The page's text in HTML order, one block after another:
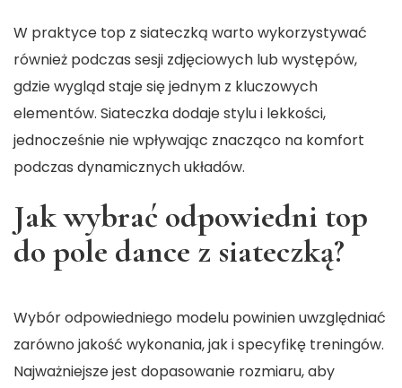
W praktyce top z siateczką warto wykorzystywać
również podczas sesji zdjęciowych lub występów,
gdzie wygląd staje się jednym z kluczowych
elementów. Siateczka dodaje stylu i lekkości,
jednocześnie nie wpływając znacząco na komfort
podczas dynamicznych układów.
Jak wybrać odpowiedni top
do pole dance z siateczką?
Wybór odpowiedniego modelu powinien uwzględniać
zarówno jakość wykonania, jak i specyfikę treningów.
Najważniejsze jest dopasowanie rozmiaru, aby